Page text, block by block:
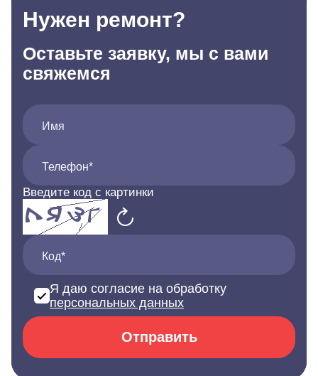
Нужен ремонт?
Оставьте заявку, мы с вами
свяжемся
Имя
Телефон*
Введите код с картинки
Код*
Я даю согласие на обработку
персональных данных
Отправить